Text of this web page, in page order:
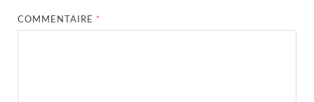
COMMENTAIRE *